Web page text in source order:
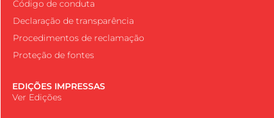
Código de conduta
Declaração de transparência
Procedimentos de reclamação
Proteção de fontes
EDIÇÕES IMPRESSAS
Ver Edições